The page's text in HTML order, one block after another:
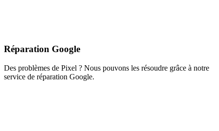
Réparation Google
Des problèmes de Pixel ? Nous pouvons les résoudre grâce à notre
service de réparation Google.